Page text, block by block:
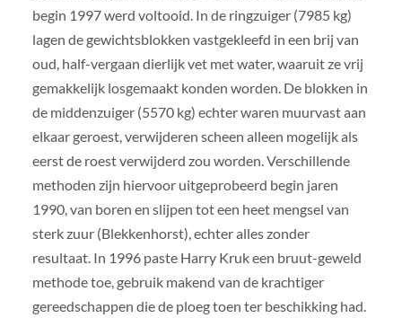
begin 1997 werd voltooid. In de ringzuiger (7985 kg)
lagen de gewichtsblokken vastgekleefd in een brij van
oud, half-vergaan dierlijk vet met water, waaruit ze vrij
gemakkelijk losgemaakt konden worden. De blokken in
de middenzuiger (5570 kg) echter waren muurvast aan
elkaar geroest, verwijderen scheen alleen mogelijk als
eerst de roest verwijderd zou worden. Verschillende
methoden zijn hiervoor uitgeprobeerd begin jaren
1990, van boren en slijpen tot een heet mengsel van
sterk zuur (Blekkenhorst), echter alles zonder
resultaat. In 1996 paste Harry Kruk een bruut-geweld
methode toe, gebruik makend van de krachtiger
gereedschappen die de ploeg toen ter beschikking had.